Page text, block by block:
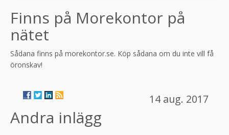
Finns på Morekontor på
nätet
Sådana finns på morekontor.se. Köp sådana om du inte vill få
öronskav!
14 aug. 2017
Andra inlägg